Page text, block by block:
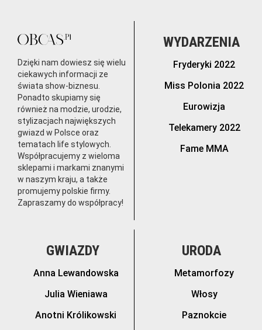
Dzięki nam dowiesz się wielu
ciekawych informacji ze
świata show-biznesu.
Ponadto skupiamy się
również na modzie, urodzie,
stylizacjach największych
gwiazd w Polsce oraz
tematach life stylowych.
Współpracujemy z wieloma
sklepami i markami znanymi
w naszym kraju, a także
promujemy polskie firmy.
Zapraszamy do współpracy!
WYDARZENIA
Fryderyki 2022
Miss Polonia 2022
Eurowizja
Telekamery 2022
Fame MMA
GWIAZDY
Anna Lewandowska
Julia Wieniawa
Anotni Królikowski
URODA
Metamorfozy
Włosy
Paznokcie